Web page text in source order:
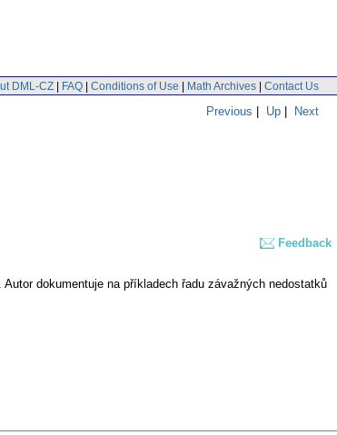
DML-CZ | FAQ | Conditions of Use | Math Archives | Contact Us
Previous | Up | Next
Feedback
dokumentuje na příkladech řadu závažných nedostatků